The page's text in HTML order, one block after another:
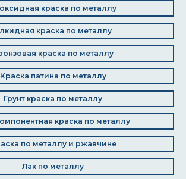
краска по металлу
краска по металлу
краска по металлу
Краска патина по металлу
Грунт краска по металлу
краска по металлу
по металлу и ржавчине
Лак по металлу